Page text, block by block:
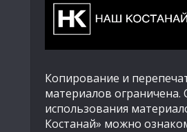
Копирование и
материалов ограничена.
использования
Костанай» можно